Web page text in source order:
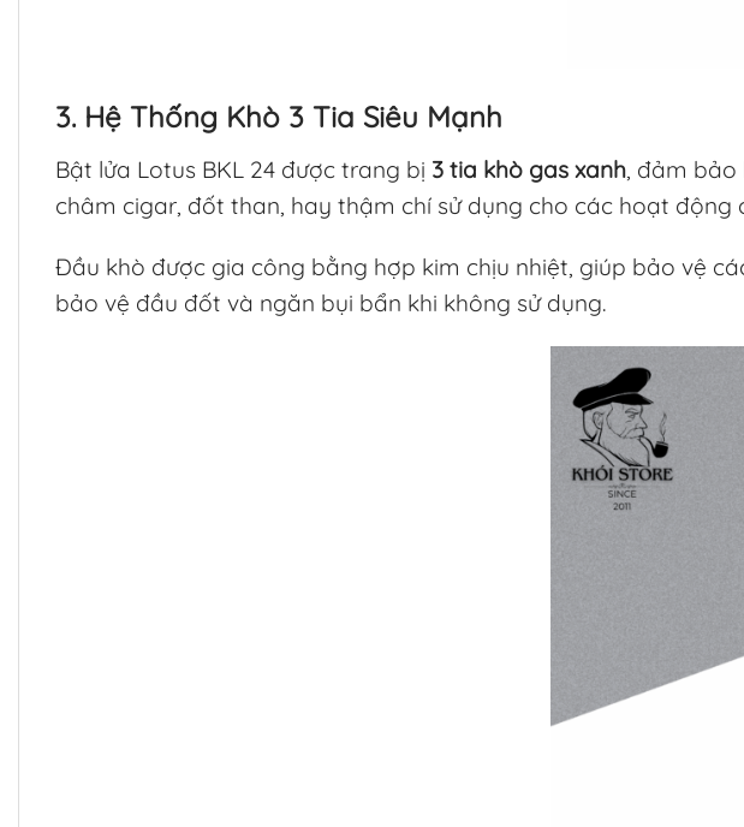
3. Hệ Thống Khò 3 Tia Siêu Mạnh
Bật lửa Lotus BKL 24 được trang bị 3 tia khò gas xanh, đảm bảo
châm cigar, đốt than, hay thậm chí sử dụng cho các hoạt
Đầu khò được gia công bằng hợp kim chịu nhiệt, giúp bảo vệ
bảo vệ đầu đốt và ngăn bụi bẩn khi không sử dụng.